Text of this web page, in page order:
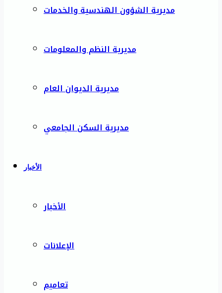
مديرية الشؤون الهندسية والخدمات
مديرية النظم والمعلومات
مديرية الديوان العام
مديرية السكن الجامعي
الأخبار
الأخبار
الإعلانات
تعاميم